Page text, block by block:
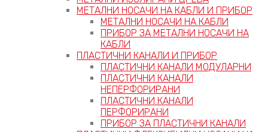
МЕТАЛНИ НОСАЧИ НА КАБЛИ И ПРИБОР
МЕТАЛНИ НОСАЧИ НА КАБЛИ
ПРИБОР ЗА МЕТАЛНИ НОСАЧИ НА
КАБЛИ
ПЛАСТИЧНИ КАНАЛИ И ПРИБОР
ПЛАСТИЧНИ КАНАЛИ МОДУЛАРНИ
ПЛАСТИЧНИ КАНАЛИ
НЕПЕРФОРИРАНИ
ПЛАСТИЧНИ КАНАЛИ
ПЕРФОРИРАНИ
ПРИБОР ЗА ПЛАСТИЧНИ КАНАЛИ